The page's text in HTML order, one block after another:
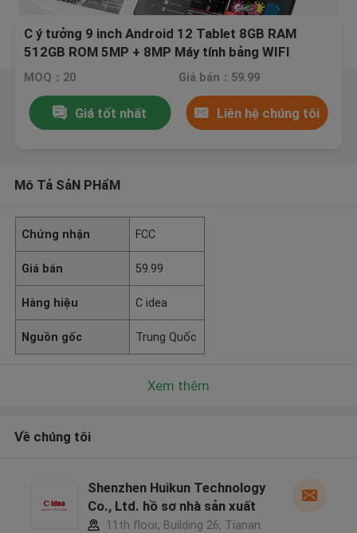
C ý tưởng 9 inch Android 12 Tablet 8GB RAM
512GB ROM 5MP + 8MP Máy tính bảng WIFI
Camera kép với SIM CM915 (Vàng)
MOQ：20 Giá bán：59.99
Giá tốt nhất Liên hệ chúng tôi
Mô Tả SảN PHẩM
Chứng nhận FCC
Giá bán 59.99
Hàng hiệu C idea
Nguồn gốc Trung Quốc
Xem thêm
Về chúng tôi
Shenzhen Huikun Technology
Co., Ltd. hồ sơ nhà sản xuất
11th floor, Building 26, Tianan